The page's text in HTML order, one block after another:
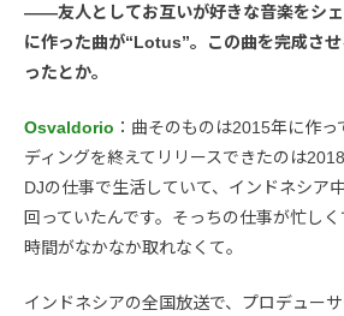
――友人としてお互いが好きな音楽をシ
に作った曲が“Lotus”。この曲を完成さ
ったとか。
Osvaldorio ：曲そのものは2015年に作
ディングを終えてリリースできたのは
DJの仕事で生活していて、インドネシア
回っていたんです。そっちの仕事が忙し
時間がなかなか取れなくて。
インドネシアの全国放送で、プロデュー